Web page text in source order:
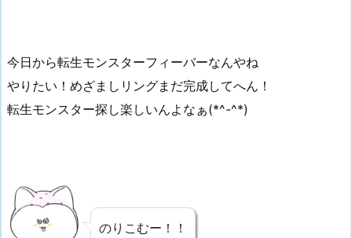
今日から転生モンスターフィーバーなんやね
やりたい！めざましリングまだ完成してへん！
転生モンスター探し楽しいんよなぁ(*^-^*)
のりこむー！！